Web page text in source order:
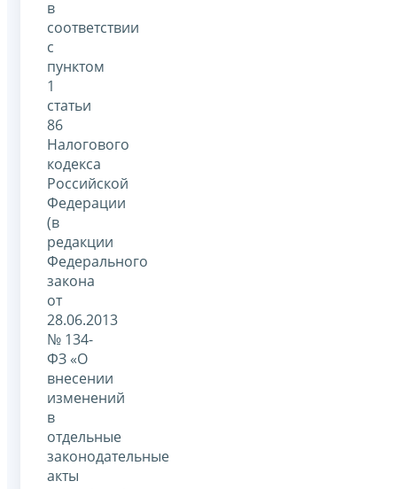
в
соответствии
с
пунктом
1
статьи
86
Налогового
кодекса
Российской
Федерации
(в
редакции
Федерального
закона
от
28.06.2013
№ 134-
ФЗ «О
внесении
изменений
в
отдельные
законодательные
акты